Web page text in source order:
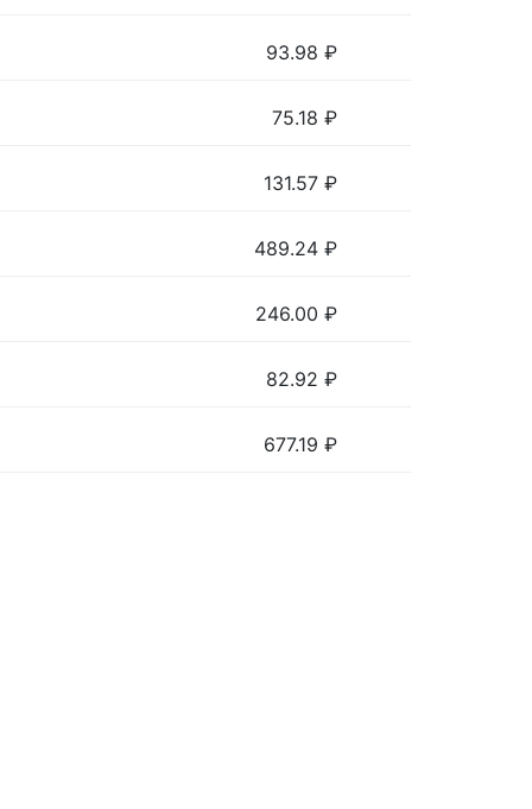
93.98 ₽
75.18 ₽
131.57 ₽
489.24 ₽
246.00 ₽
82.92 ₽
677.19 ₽